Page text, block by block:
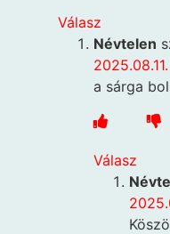
Válasz
Névtelen
a sárga
Válasz